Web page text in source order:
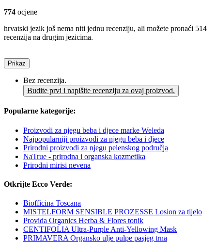
774 ocjene
hrvatski jezik još nema niti jednu recenziju, ali možete pronaći 514
recenzija na drugim jezicima.
Prikaz
Bez recenzija.
Budite prvi i napišite recenziju za ovaj proizvod.
Popularne kategorije:
Proizvodi za njegu beba i djece marke Weleda
Najpopularniji proizvodi za njegu beba i djece
Prirodni proizvodi za njegu pelenskog područja
NaTrue - prirodna i organska kozmetika
Prirodni mirisi nevena
Otkrijte Ecco Verde:
Biofficina Toscana
MISTELFORM SENSIBLE PROZESSE Losion za tijelo
Provida Organics Herba & Flores tonik
CENTIFOLIA Ultra-Purple Anti-Yellowing Mask
PRIMAVERA Organsko ulje pulpe pasjeg trna